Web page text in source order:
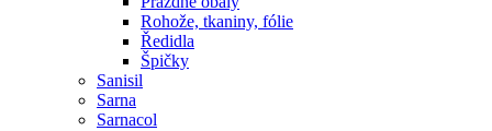
Rohože, tkaniny, fólie
Ředidla
Špičky
Sanisil
Sarna
Sarnacol